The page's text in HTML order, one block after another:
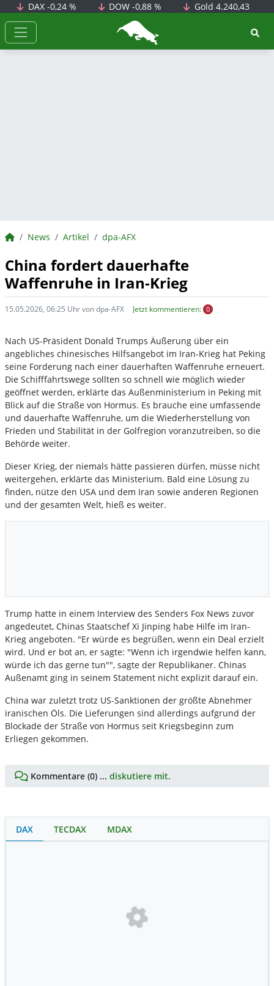
DAX -0,24 % DOW-0,88 % Gold 4.240,43
BörsenNEWS.de
BörsenNEWS.de
News Artikel dpa-AFX
China fordert dauerhafte
Waffenruhe in Iran-Krieg
15.05.2026, 06:25 Uhr von dpa-AFX Jetzt kommentieren: 0
Nach US-Präsident Donald Trumps Äußerung über ein
angebliches chinesisches Hilfsangebot im Iran-Krieg hat Peking
seine Forderung nach einer dauerhaften Waffenruhe erneuert.
Die Schifffahrtswege sollten so schnell wie möglich wieder
geöffnet werden, erklärte das Außenministerium in Peking mit
Blick auf die Straße von Hormus. Es brauche eine umfassende
und dauerhafte Waffenruhe, um die Wiederherstellung von
Frieden und Stabilität in der Golfregion voranzutreiben, so die
Behörde weiter.
Dieser Krieg, der niemals hätte passieren dürfen, müsse nicht
weitergehen, erklärte das Ministerium. Bald eine Lösung zu
finden, nütze den USA und dem Iran sowie anderen Regionen
und der gesamten Welt, hieß es weiter.
Trump hatte in einem Interview des Senders Fox News zuvor
angedeutet, Chinas Staatschef Xi Jinping habe Hilfe im Iran-
Krieg angeboten. "Er würde es begrüßen, wenn ein Deal erzielt
wird. Und er bot an, er sagte: "Wenn ich irgendwie helfen kann,
würde ich das gerne tun"", sagte der Republikaner. Chinas
Außenamt ging in seinem Statement nicht explizit darauf ein.
China war zuletzt trotz US-Sanktionen der größte Abnehmer
iranischen Öls. Die Lieferungen sind allerdings aufgrund der
Blockade der Straße von Hormus seit Kriegsbeginn zum
Erliegen gekommen.
Kommentare (0) ... diskutiere mit.
DAX TECDAX MDAX